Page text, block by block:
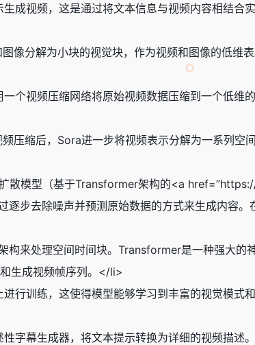
视频，这是通过将文本信息与视频内容相结合
分解为小块的视觉块，作为视频和图像的低维
视频压缩网络将原始视频数据压缩到一个低维
缩后，Sora进一步将视频表示分解为一系列空
模型（基于Transformer架构的<a
步去除噪声并预测原始数据的方式来生成内容。
处理空间时间块。Transformer是一种强大的
生成视频帧序列。</li>
训练，这使得模型能够学习到丰富的视觉模式
幕生成器，将文本提示转换为详细的视频描述